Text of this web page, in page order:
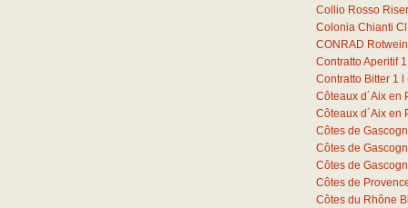
Collio Rosso
Colonia Chianti
CONRAD
Contratto Aperitif 1
Contratto Bitter 1
Côteaux d´Aix en
Côteaux d´Aix en
Côtes de
Côtes de
Côtes de
Côtes de
Côtes du Rhône